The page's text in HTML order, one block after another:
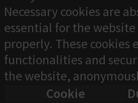
Necessary cookies are
essential for the
properly. These cookies
functionalities and
the website,
Cookie